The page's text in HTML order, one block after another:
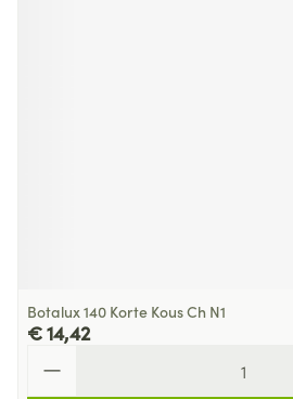
Botalux 140 Korte Kous Ch N1
€ 14,42